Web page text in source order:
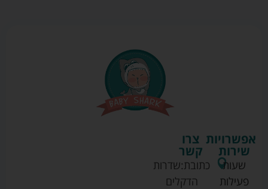
צרו
קשר
כתובת:שדרות
הדקלים
אפשרויות
שירות
שעות
פעילות